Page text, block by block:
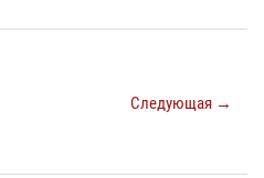
Следующая →